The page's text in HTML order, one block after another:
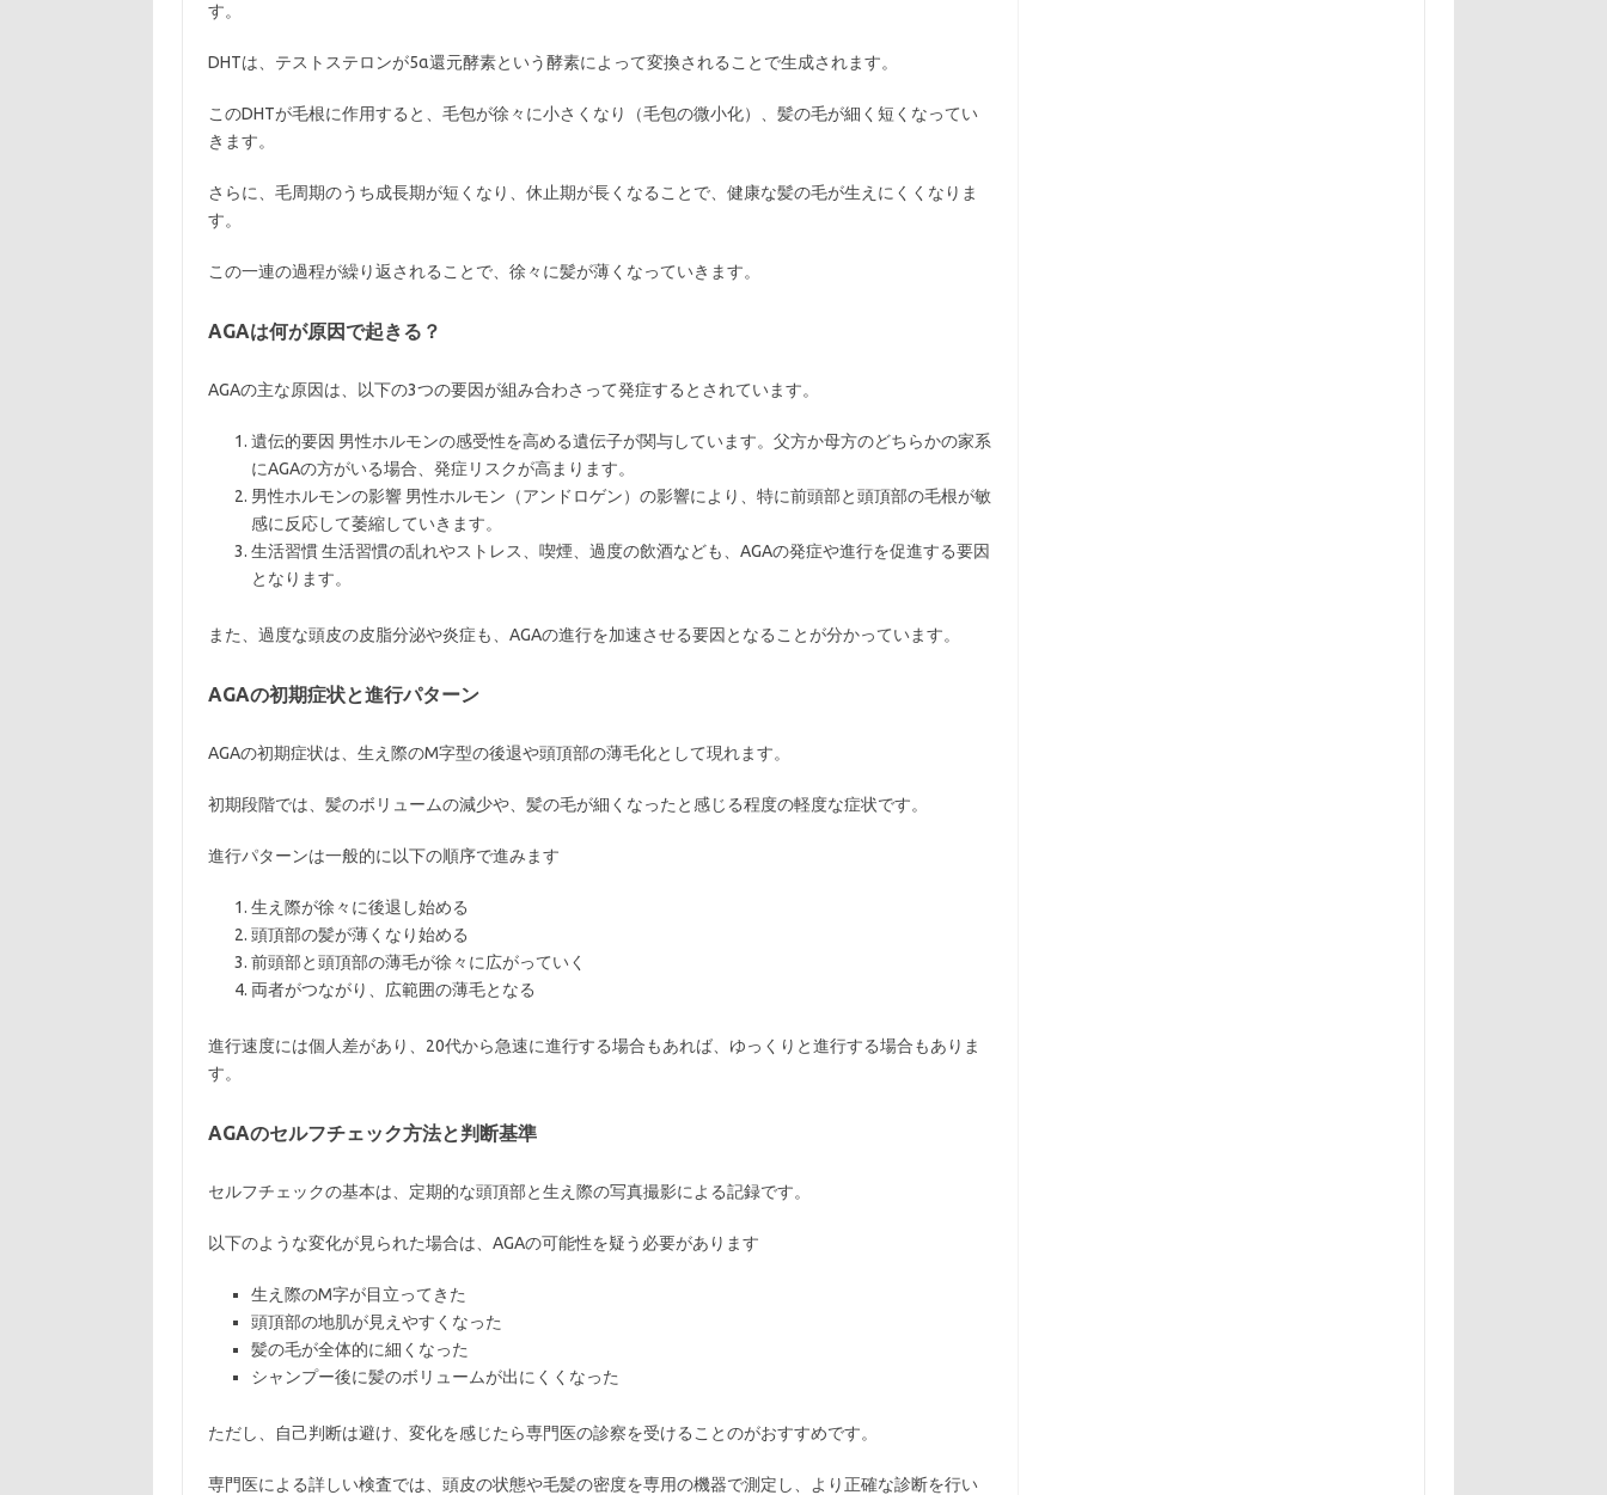
す。
DHTは、テストステロンが5α還元酵素という酵素によって変換されることで生成されます。
このDHTが毛根に作用すると、毛包が徐々に小さくなり（毛包の微小化）、髪の毛が細く短くなってい
きます。
さらに、毛周期のうち成長期が短くなり、休止期が長くなることで、健康な髪の毛が生えにくくなりま
す。
この一連の過程が繰り返されることで、徐々に髪が薄くなっていきます。
AGAは何が原因で起きる？
AGAの主な原因は、以下の3つの要因が組み合わさって発症するとされています。
遺伝的要因 男性ホルモンの感受性を高める遺伝子が関与しています。父方か母方のどちらかの家系
にAGAの方がいる場合、発症リスクが高まります。
男性ホルモンの影響 男性ホルモン（アンドロゲン）の影響により、特に前頭部と頭頂部の毛根が敏
感に反応して萎縮していきます。
生活習慣 生活習慣の乱れやストレス、喫煙、過度の飲酒なども、AGAの発症や進行を促進する要因
となります。
また、過度な頭皮の皮脂分泌や炎症も、AGAの進行を加速させる要因となることが分かっています。
AGAの初期症状と進行パターン
AGAの初期症状は、生え際のM字型の後退や頭頂部の薄毛化として現れます。
初期段階では、髪のボリュームの減少や、髪の毛が細くなったと感じる程度の軽度な症状です。
進行パターンは一般的に以下の順序で進みます
生え際が徐々に後退し始める
頭頂部の髪が薄くなり始める
前頭部と頭頂部の薄毛が徐々に広がっていく
両者がつながり、広範囲の薄毛となる
進行速度には個人差があり、20代から急速に進行する場合もあれば、ゆっくりと進行する場合もありま
す。
AGAのセルフチェック方法と判断基準
セルフチェックの基本は、定期的な頭頂部と生え際の写真撮影による記録です。
以下のような変化が見られた場合は、AGAの可能性を疑う必要があります
生え際のM字が目立ってきた
頭頂部の地肌が見えやすくなった
髪の毛が全体的に細くなった
シャンプー後に髪のボリュームが出にくくなった
ただし、自己判断は避け、変化を感じたら専門医の診察を受けることのがおすすめです。
専門医による詳しい検査では、頭皮の状態や毛髪の密度を専用の機器で測定し、より正確な診断を行い